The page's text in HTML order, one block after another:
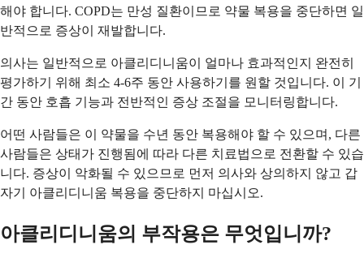
해야 합니다. COPD는 만성 질환이므로 약물 복용을 중단하면 일
반적으로 증상이 재발합니다.
의사는 일반적으로 아클리디니움이 얼마나 효과적인지 완전히
평가하기 위해 최소 4-6주 동안 사용하기를 원할 것입니다. 이 기
간 동안 호흡 기능과 전반적인 증상 조절을 모니터링합니다.
어떤 사람들은 이 약물을 수년 동안 복용해야 할 수 있으며, 다른
사람들은 상태가 진행됨에 따라 다른 치료법으로 전환할 수 있습
니다. 증상이 악화될 수 있으므로 먼저 의사와 상의하지 않고 갑
자기 아클리디니움 복용을 중단하지 마십시오.
아클리디니움의 부작용은 무엇입니까?